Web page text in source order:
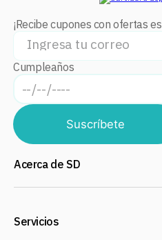
¡Recibe cupones con ofertas
Cumpleaños
Suscríbete
Acerca de SD
Servicios